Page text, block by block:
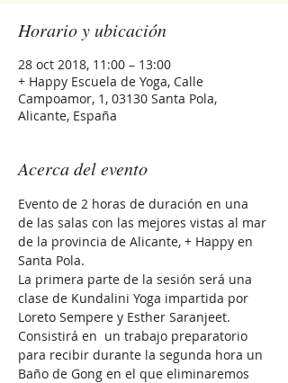
Horario y ubicación
28 oct 2018, 11:00 – 13:00
+ Happy Escuela de Yoga, Calle
Campoamor, 1, 03130 Santa Pola,
Alicante, España
Acerca del evento
Evento de 2 horas de duración en una
de las salas con las mejores vistas al mar
de la provincia de Alicante, + Happy en
Santa Pola.
La primera parte de la sesión será una
clase de Kundalini Yoga impartida por
Loreto Sempere y Esther Saranjeet.
Consistirá en  un trabajo preparatorio
para recibir durante la segunda hora un
Baño de Gong en el que eliminaremos